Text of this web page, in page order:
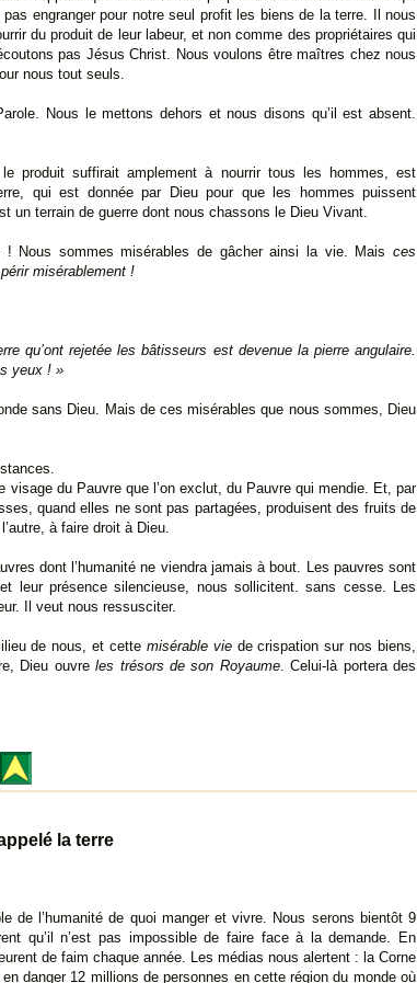
engranger pour notre seul profit les biens de la terre. Il nous
du produit de leur labeur, et non comme des propriétaires qui
pas Jésus Christ. Nous voulons être maîtres chez nous
nous tout seuls.
Nous le mettons dehors et nous disons qu’il est absent.
produit suffirait amplement à nourrir tous les hommes, est
qui est donnée par Dieu pour que les hommes puissent
un terrain de guerre dont nous chassons le Dieu Vivant.
! Nous sommes misérables de gâcher ainsi la vie. Mais ces
misérablement !
qu’ont rejetée les bâtisseurs est devenue la pierre angulaire.
yeux ! »
sans Dieu. Mais de ces misérables que nous sommes, Dieu
du Pauvre que l’on exclut, du Pauvre qui mendie. Et, par
quand elles ne sont pas partagées, produisent des fruits de
à faire droit à Dieu.
dont l’humanité ne viendra jamais à bout. Les pauvres sont
leur présence silencieuse, nous sollicitent. sans cesse. Les
Il veut nous ressusciter.
de nous, et cette misérable viede crispation sur nos biens,
Dieu ouvreles trésors de son Royaume. Celui-là portera des
la terre
de l’humanité de quoi manger et vivre. Nous serons bientôt 9
qu’il n’est pas impossible de faire face à la demande. En
de faim chaque année. Les médias nous alertent : la Corne
danger 12 millions de personnes en cette région du monde où